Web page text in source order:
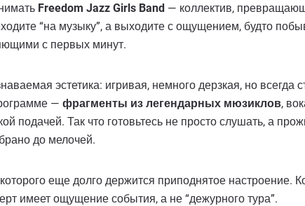
Freedom Jazz Girls Band — коллектив,
“на музыку”, а выходите с ощущением, будто
с первых минут.
эстетика: игривая, немного дерзкая, но
— фрагменты из легендарных мюзиклов,
подачей. Так что готовьтесь не просто слушать, а
до мелочей.
еще долго держится приподнятое настроение.
имеет ощущение события, а не “дежурного тура”.